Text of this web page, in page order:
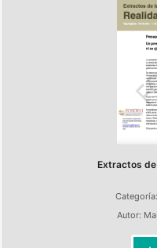
Extractos
Categoría:
Autor: